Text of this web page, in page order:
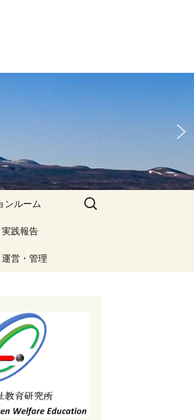
ンルーム
）
）
）
践報告
１）
（３）
（４）
（５）
運営・管理
検
索: